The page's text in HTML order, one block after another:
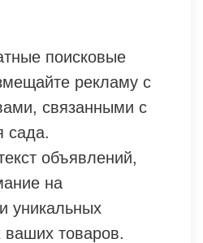
поисковые
рекламу с
связанными с
сада.
объявлений,
на
уникальных
ваших товаров.